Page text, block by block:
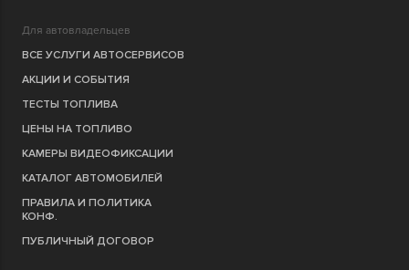
Для автовладельцев
ВСЕ УСЛУГИ АВТОСЕРВИСОВ
АКЦИИ И СОБЫТИЯ
ТЕСТЫ ТОПЛИВА
ЦЕНЫ НА ТОПЛИВО
КАМЕРЫ ВИДЕОФИКСАЦИИ
КАТАЛОГ АВТОМОБИЛЕЙ
ПРАВИЛА И ПОЛИТИКА
КОНФ.
ПУБЛИЧНЫЙ ДОГОВОР